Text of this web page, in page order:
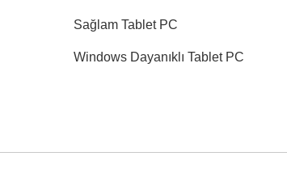
Sağlam Tablet PC
Windows Dayanıklı Tablet PC